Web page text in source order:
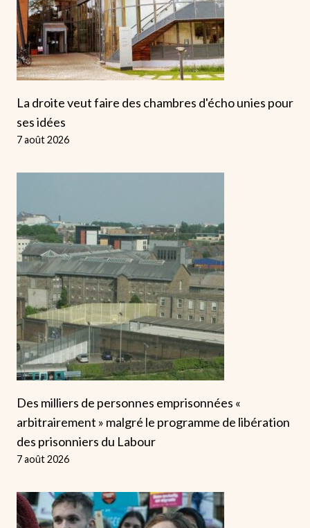
La droite veut faire des chambres d'écho unies pour
ses idées
7 août 2026
Des milliers de personnes emprisonnées «
arbitrairement » malgré le programme de libération
des prisonniers du Labour
7 août 2026